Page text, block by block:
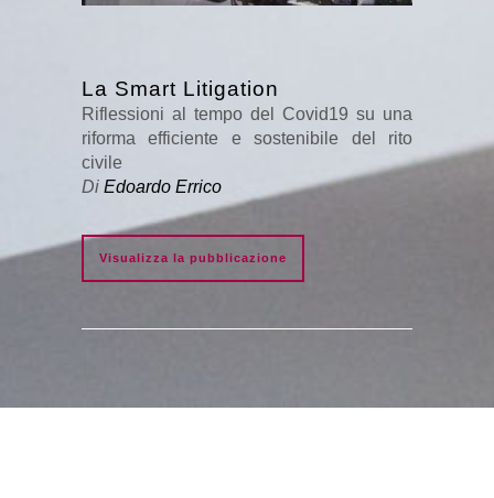
La Smart Litigation
Riflessioni al tempo del Covid19 su una
riforma efficiente e sostenibile del rito
civile
Di Edoardo Errico
Visualizza la pubblicazione